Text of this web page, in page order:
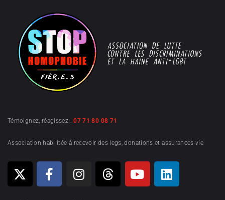
Témoignez, réagissez :07 71 80 08 71
Association habilitée à recevoir des legs, donations et assurances-vie